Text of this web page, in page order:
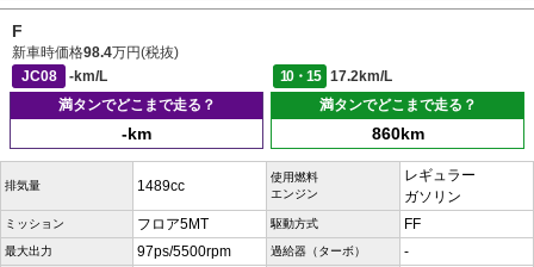
F
新車時価格98.4万円(税抜)
JC08
-km/L 10・15
17.2km/L
満タンでどこまで走る？
-km
満タンでどこまで走る？
860km
排気量 1489cc
使用燃料
エンジン
レギュラー
ガソリン
ミッション フロア5MT 駆動方式 FF
最大出力 97ps/5500rpm 過給器（ターボ） -